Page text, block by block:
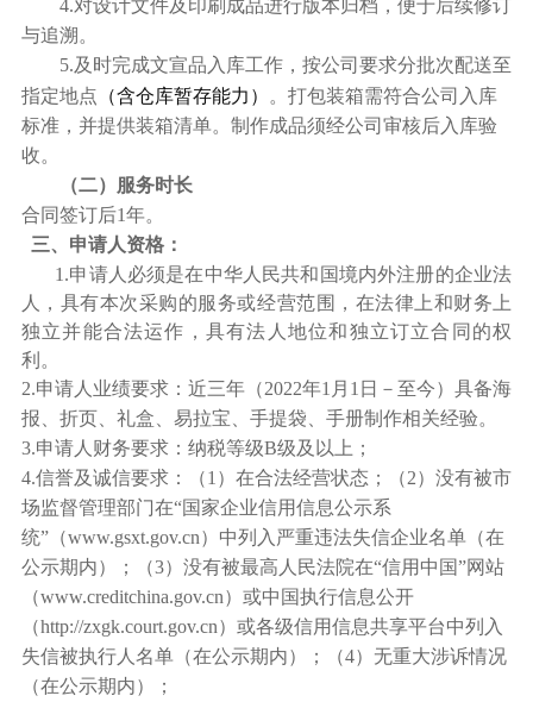
4.对设计文件及印刷成品进行版本归档，便于后续修订
与追溯。
5.及时完成文宣品入库工作，按公司要求分批次配送至
指定地点
（含仓库暂存能力 ）
。打包装箱需符合公司入库
标准，并提供装箱清单。制作成品须经公司审核后入库验
收。
（二）服务时长
合同签订后1年。
三、申请人资格：
1.申请人必须是在中华人民共和国境内外注册的企业法
人，具有本次采购的服务或经营范围，在法律上和财务上
独立并能合法运作，具有法人地位和独立订立合同的权
利。
2.申请人业绩要求：近三年（2022年1月1日－至今） 具备海
报、折页、礼盒、易拉宝、手提袋、手册制作相关经验。
3.申请人财务要求：纳税等级B级及以上 ；
4.信誉及诚信要求：（1）在合法经营状态；（2）没有被市
场监督管理部门在“国家企业信用信息公示系
统”（www.gsxt.gov.cn）中列入严重违法失信企业名单（在
公示期内）；（3）没有被最高人民法院在“信用中国”网站
（www.creditchina.gov.cn）或中国执行信息公开
（http://zxgk.court.gov.cn）或各级信用信息共享平台中列入
失信被执行人名单（在公示期内）；（4）无重大涉诉情况
（在公示期内）；